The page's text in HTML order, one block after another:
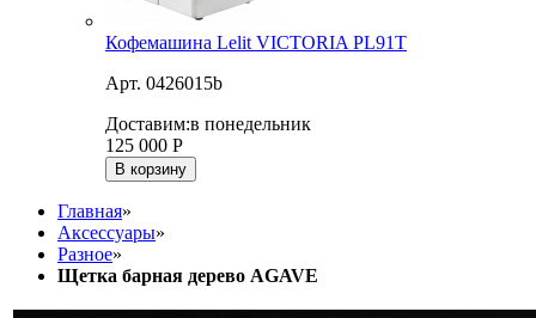
Кофемашина Lelit VICTORIA PL91T
Арт. 0426015b
Доставим:в понедельник
125 000 Р
В корзину
Главная»
Аксессуары»
Разное»
Щетка барная дерево AGAVE